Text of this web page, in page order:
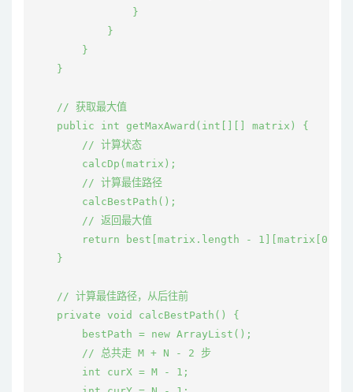
                }
            }
        }
    }
    // 获取最大值
    public int getMaxAward(int[][] matrix) {
        // 计算状态
        calcDp(matrix);
        // 计算最佳路径
        calcBestPath();
        // 返回最大值
return best[matrix.length -
    }
    // 计算最佳路径，从后往前
    private void calcBestPath() {
        bestPath = new ArrayList
();
        // 总共走 M + N - 2 步
        int curX = M - 1;